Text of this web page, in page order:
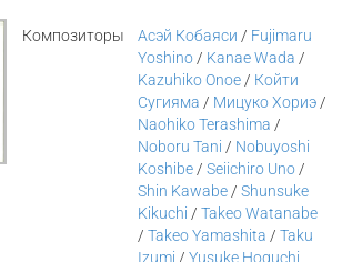
Композиторы Асэй Кобаяси / Fujimaru
Yoshino / Kanae Wada /
Kazuhiko Onoe / Койти
Сугияма / Мицуко Хориэ /
Naohiko Terashima /
Noboru Tani / Nobuyoshi
Koshibe /Seiichiro Uno /
Shin Kawabe /Shunsuke
Kikuchi /Takeo Watanabe
/Takeo Yamashita /Taku
Izumi /Yusuke Hoguchi